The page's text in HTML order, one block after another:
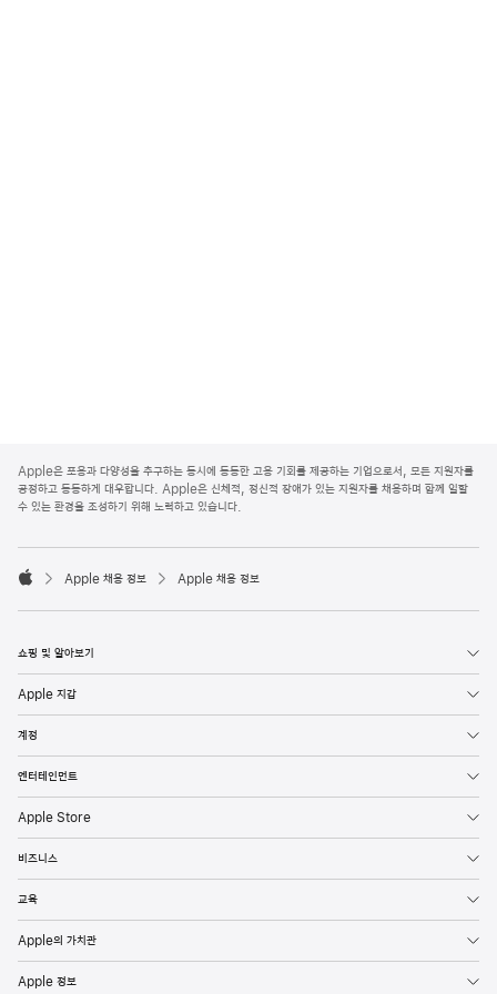
p
p
l
o
e
Apple은 포용과 다양성을 추구하는 동시에 동등한 고용 기회를 제공하는 기업으로서, 모든 지원자를
공정하고 동등하게 대우합니다. Apple은 신체적, 정신적 장애가 있는 지원자를 채용하며 함께 일할
수 있는 환경을 조성하기 위해 노력하고 있습니다.

p
l
Apple 채용 정보 Apple 채용 정보
쇼핑 및 알아보기
Apple 지갑
계정
엔터테인먼트
Apple Store
비즈니스
교육
Apple의 가치관
Apple 정보